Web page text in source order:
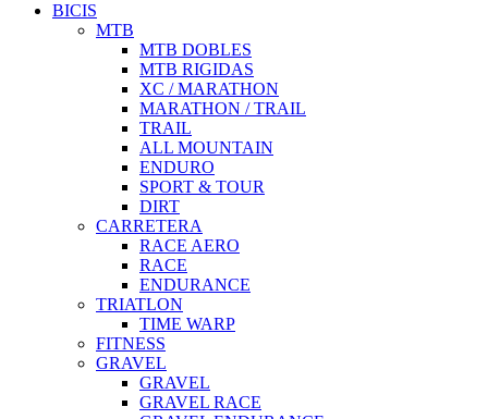
BICIS
MTB
MTB DOBLES
MTB RIGIDAS
XC / MARATHON
MARATHON / TRAIL
TRAIL
ALL MOUNTAIN
ENDURO
SPORT & TOUR
DIRT
CARRETERA
RACE AERO
RACE
ENDURANCE
TRIATLON
TIME WARP
FITNESS
GRAVEL
GRAVEL
GRAVEL RACE